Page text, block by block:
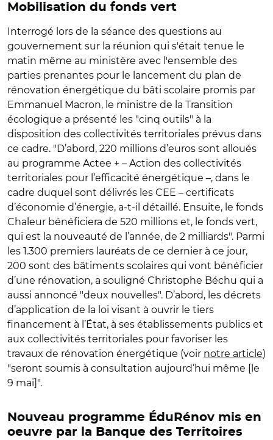
Mobilisation du fonds vert
Interrogé lors de la séance des questions au
gouvernement sur la réunion qui s'était tenue le
matin même au ministère avec l'ensemble des
parties prenantes pour le lancement du plan de
rénovation énergétique du bâti scolaire promis par
Emmanuel Macron, le ministre de la Transition
écologique a présenté les "cinq outils" à la
disposition des collectivités territoriales prévus dans
ce cadre. "D’abord, 220 millions d’euros sont alloués
au programme Actee + – Action des collectivités
territoriales pour l’efficacité énergétique –, dans le
cadre duquel sont délivrés les CEE – certificats
d’économie d’énergie, a-t-il détaillé. Ensuite, le fonds
Chaleur bénéficiera de 520 millions et, le fonds vert,
qui est la nouveauté de l’année, de 2 milliards". Parmi
les 1.300 premiers lauréats de ce dernier à ce jour,
200 sont des bâtiments scolaires qui vont bénéficier
d’une rénovation, a souligné Christophe Béchu qui a
aussi annoncé "deux nouvelles". D’abord, les décrets
d’application de la loi visant à ouvrir le tiers
financement à l’État, à ses établissements publics et
aux collectivités territoriales pour favoriser les
travaux de rénovation énergétique (voir notre article)
"seront soumis à consultation aujourd’hui même [le
9 mai]".
Nouveau programme ÉduRénov mis en
oeuvre par la Banque des Territoires